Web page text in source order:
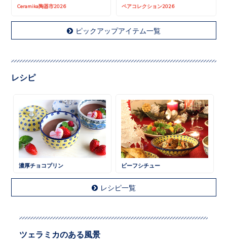
Ceramika陶器市2026 ペアコレクション2026
ピックアップアイテム一覧
レシピ
濃厚チョコプリン ビーフシチュー
レシピ一覧
ツェラミカのある風景